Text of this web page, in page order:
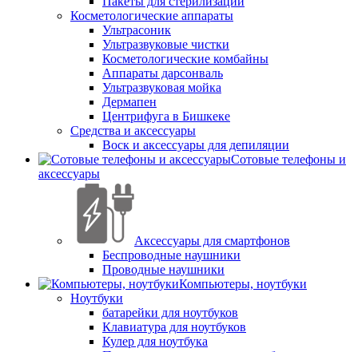
Косметологические аппараты
Ультрасоник
Ультразвуковые чистки
Косметологические комбайны
Аппараты дарсонваль
Ультразвуковая мойка
Дермапен
Центрифуга в Бишкеке
Средства и аксессуары
Воск и аксессуары для депиляции
Сотовые телефоны и
аксессуары
Аксессуары для смартфонов
Беспроводные наушники
Проводные наушники
Компьютеры, ноутбуки
Ноутбуки
батарейки для ноутбуков
Клавиатура для ноутбуков
Кулер для ноутбука